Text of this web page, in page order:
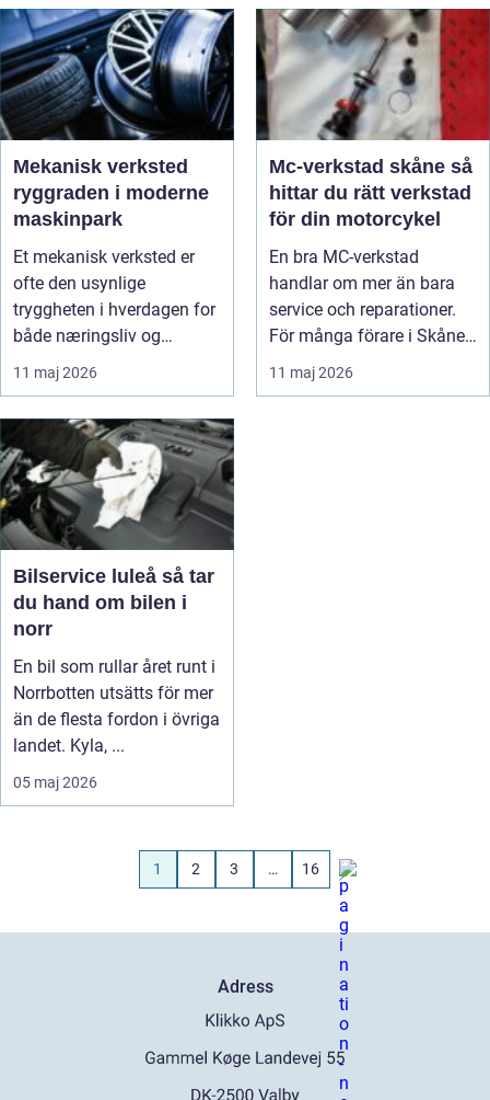
Mekanisk verksted
ryggraden i moderne
maskinpark
Et mekanisk verksted er
ofte den usynlige
tryggheten i hverdagen for
både næringsliv og
privatperson...
11 maj 2026
Mc-verkstad skåne så
hittar du rätt verkstad
för din motorcykel
En bra MC-verkstad
handlar om mer än bara
service och reparationer.
För många förare i Skåne
är verk...
11 maj 2026
Bilservice luleå så tar
du hand om bilen i
norr
En bil som rullar året runt i
Norrbotten utsätts för mer
än de flesta fordon i övriga
landet. Kyla, ...
05 maj 2026
1 2 3 … 16
Adress